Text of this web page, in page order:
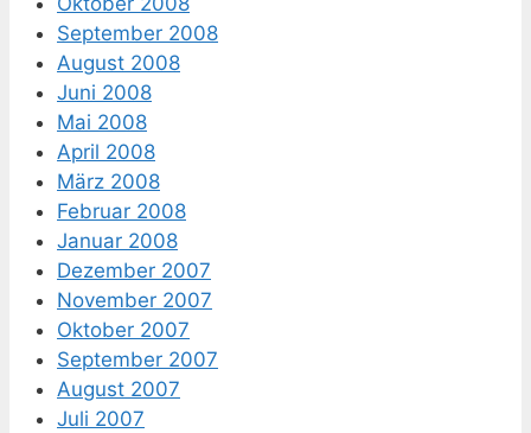
September 2008
August 2008
Juni 2008
Mai 2008
April 2008
März 2008
Februar 2008
Januar 2008
Dezember 2007
November 2007
Oktober 2007
September 2007
August 2007
Juli 2007